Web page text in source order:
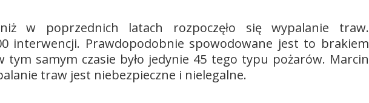
w poprzednich latach rozpoczęło się wypalanie traw.
interwencji. Prawdopodobnie spowodowane jest to brakiem
tym samym czasie było jedynie 45 tego typu pożarów. Marcin
traw jest niebezpieczne i nielegalne.